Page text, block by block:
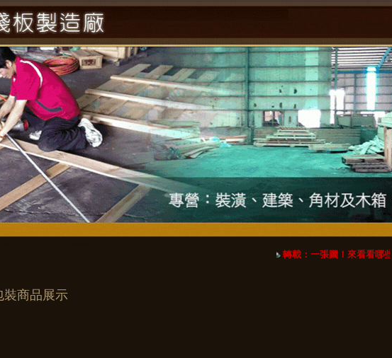
轉載：一張圖！來看看哪
裝商品展示